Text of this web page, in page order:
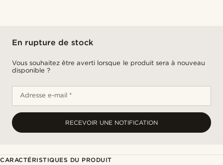
En rupture de stock
Vous souhaitez être averti lorsque le produit sera à nouveau
disponible ?
Adresse e-mail *
RECEVOIR UNE NOTIFICATION
CARACTÉRISTIQUES DU PRODUIT